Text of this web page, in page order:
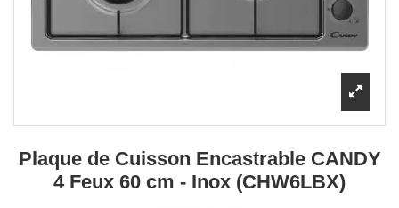
Plaque de Cuisson Encastrable CANDY
4 Feux 60 cm - Inox (CHW6LBX)